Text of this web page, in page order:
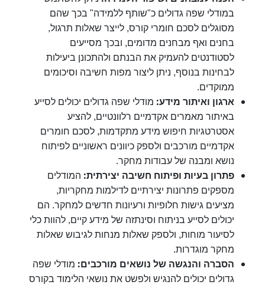
במודלי שפה גדולים כ"שותף ללמידה" בכך שהם
מסוגלים לסכם חומרי קורס, לייצר שאלות תרגול,
בחנים ואף מבחנים מדומים, ובכך מסייעים
לסטודנטים להעמיק את הבנתם ולהתכונן ביעילות
לבחינות בנוסף, ניתן ליצור מפות חשיבה וסיכומים
ממוקדים.
ארגון ואיתור מידע:מודלי שפה גדולים יכולים לסייע
באיתור מאמרים אקדמיים רלוונטיים, להציע
אסטרטגיות חיפוש מידע מתקדמות, לסכם חומרים
אקדמיים מורכבים ולספק כיוונים ראשוניים לפיתוח
נושא ומבנה של עבודות מחקר.
פתרון בעיות ופיתוח חשיבה יצירתית:המודלים
מספקים פתרונות יצירתיים לדילמות מחקריות,
מציעים גישות חלופיות ורעיונות חדשים למחקר. הם
יכולים לסייע בניתוח וסינתזה של מידע קיים, להוות כלי
לסיעור מוחות, ולספק שאלות מנחות לגיבוש שאלות
מחקר מוגדרות.
הסברה והנגשה של נושאים מורכבים:מודלי שפה
גדולים יכולים להנגיש ולפשט את נושאי הלימוד בקורס